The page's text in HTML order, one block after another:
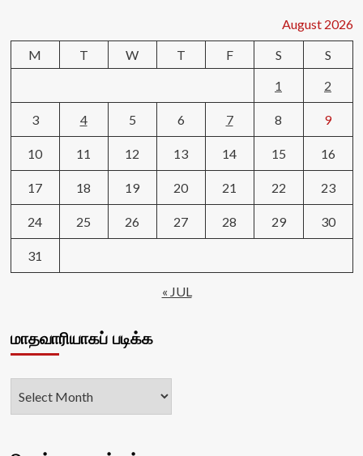
August 2026
M
T W T F S
S
1
2
3 4 5 6 7 8 9
10 11 12 13 14 15 16
17 18 19 20 21 22 23
24 25 26 27 28 29 30
31
« JUL
மாதவாரியாகப் படிக்க